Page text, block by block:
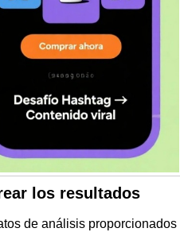
los resultados
de análisis proporcionados